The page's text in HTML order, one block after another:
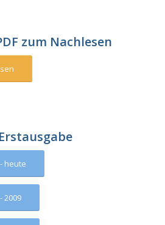
zum Nachlesen
heute
2009